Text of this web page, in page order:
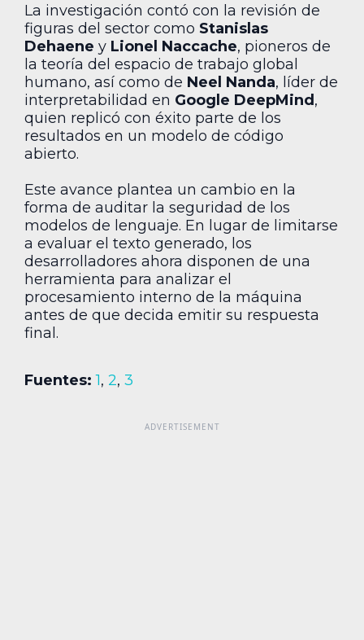
La investigación contó con la revisión de
figuras del sector como Stanislas
Dehaene y Lionel Naccache, pioneros de
la teoría del espacio de trabajo global
humano, así como de Neel Nanda, líder de
interpretabilidad en Google DeepMind ,
quien replicó con éxito parte de los
resultados en un modelo de código
abierto.
Este avance plantea un cambio en la
forma de auditar la seguridad de los
modelos de lenguaje. En lugar de limitarse
a evaluar el texto generado, los
desarrolladores ahora disponen de una
herramienta para analizar el
procesamiento interno de la máquina
antes de que decida emitir su respuesta
final.
Fuentes: 1, 2, 3